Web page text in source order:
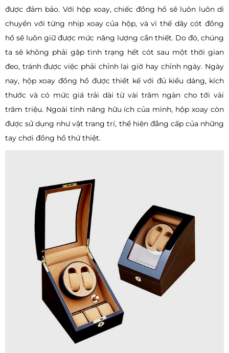
được đảm bảo. Với hộp xoay, chiếc đồng hồ sẽ luôn luôn di
chuyển với từng nhịp xoay của hộp, và vì thế dây cót đồng
hồ sẽ luôn giữ được mức năng lượng cần thiết. Do đó, chúng
ta sẽ không phải gặp tình trạng hết cót sau một thời gian
đeo, tránh được việc phải chỉnh lại giờ hay chỉnh ngày. Ngày
nay, hộp xoay đồng hồ được thiết kế với đủ kiểu dáng, kích
thước và có mức giá trải dài từ vài trăm ngàn cho tới vài
trăm triệu. Ngoài tính năng hữu ích của mình, hộp xoay còn
được sử dụng như vật trang trí, thể hiện đẳng cấp của những
tay chơi đồng hồ thứ thiệt.